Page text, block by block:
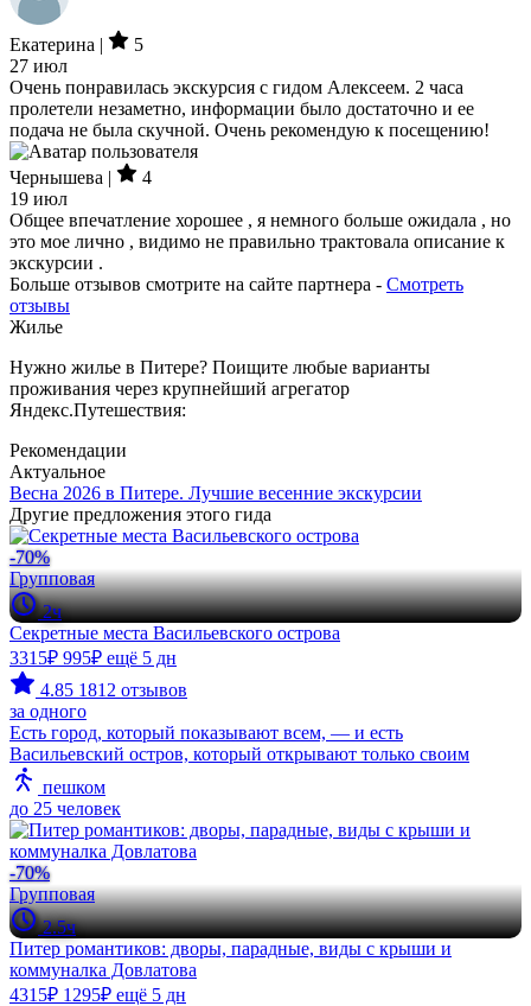
Екатерина |
5
27 июл
Очень понравилась экскурсия с гидом Алексеем. 2 часа
пролетели незаметно, информации было достаточно и ее
подача не была скучной. Очень рекомендую к посещению!
Чернышева |
4
19 июл
Общее впечатление хорошее , я немного больше ожидала , но
это мое лично , видимо не правильно трактовала описание к
экскурсии .
Больше отзывов смотрите на сайте партнера - Смотреть
отзывы
Жилье
Нужно жилье в Питере? Поищите любые варианты
проживания через крупнейший агрегатор
Яндекс.Путешествия:
Рекомендации
Актуальное
Весна 2026 в Питере. Лучшие весенние экскурсии
Другие предложения этого гида
-70%
Групповая
2ч
Секретные места Васильевского острова
3315₽ 995₽ ещё 5 дн
4.85 1812 отзывов
за одного
Есть город, который показывают всем, — и есть
Васильевский остров, который открывают только своим
пешком
до 25 человек
-70%
Групповая
2.5ч
Питер романтиков: дворы, парадные, виды с крыши и
коммуналка Довлатова
4315₽ 1295₽ ещё 5 дн